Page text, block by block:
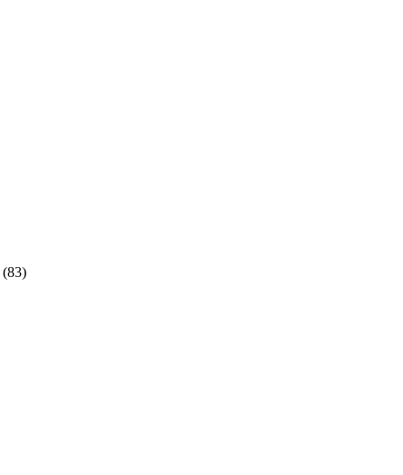
(83)